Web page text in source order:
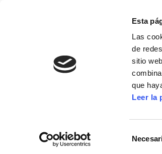
Esta
Las
de
sitio
que
Leer la
ELA exige
Público